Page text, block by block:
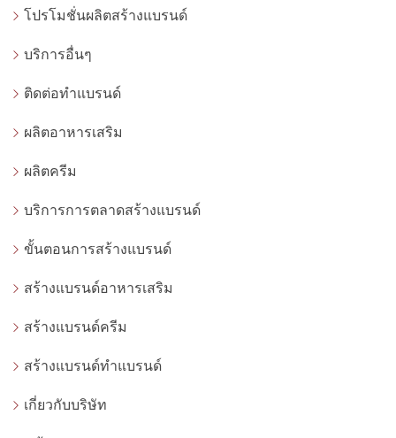
โปรโมชั่นผลิตสร้างแบรนด์
บริการอื่นๆ
ติดต่อทำแบรนด์
ผลิตอาหารเสริม
ผลิตครีม
บริการการตลาดสร้างแบรนด์
ขั้นตอนการสร้างแบรนด์
สร้างแบรนด์อาหารเสริม
สร้างแบรนด์ครีม
สร้างแบรนด์ทำแบรนด์
เกี่ยวกับบริษัท